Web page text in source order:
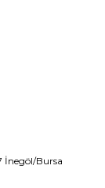
İnegöl/Bursa